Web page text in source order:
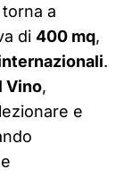
a
di 400 mq,
.
Vino,
e